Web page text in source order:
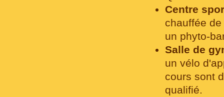
Centre
chauffée
un phyto-
Salle de
un vélo
cours sont
qualifié.